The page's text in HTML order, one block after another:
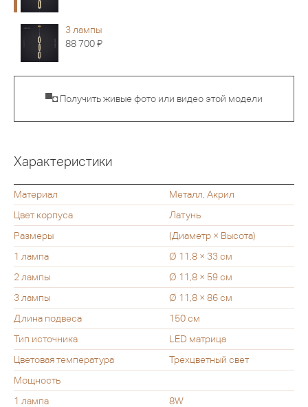
3 лампы
88 700Я
▀◘ Получить живые фото или видео этой модели
Характеристики
Материал
Металл, Акрил
Цвет корпуса
Латунь
Размеры
(Диаметр × Высота)
1 лампа
Ø 11,8 × 33 см
2 лампы
Ø 11,8 × 59 см
3 лампы
Ø 11,8 × 86 см
Длина подвеса
150 см
Тип источника
LED матрица
Цветовая температура
Трехцветный свет
Мощность
1 лампа
8W